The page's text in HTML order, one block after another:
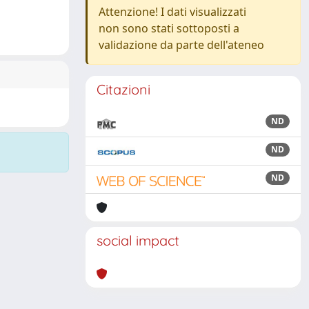
Attenzione! I dati visualizzati
non sono stati sottoposti a
validazione da parte dell'ateneo
Citazioni
ND
ND
ND
social impact